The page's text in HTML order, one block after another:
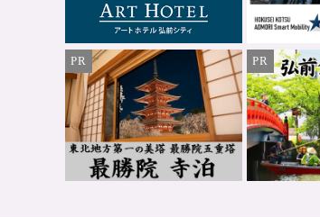
PR PR